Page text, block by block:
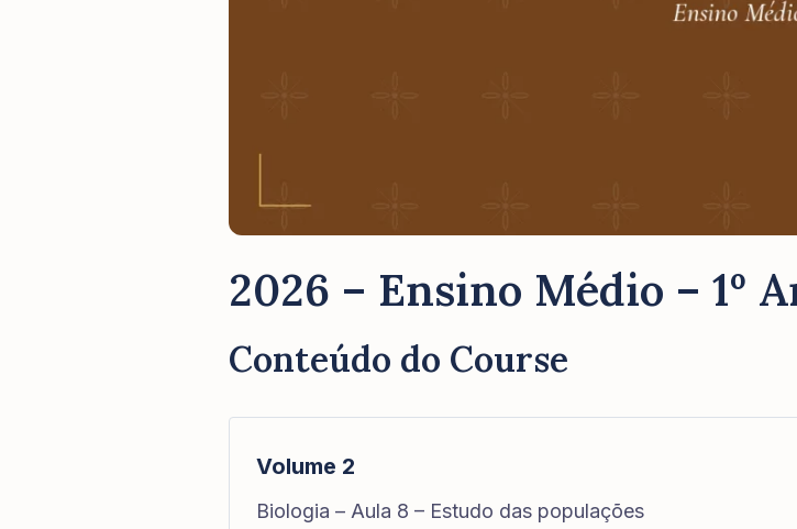
2026 – Ensino Médio – 1º
Conteúdo do Course
Volume 2
Biologia – Aula 8 – Estudo das populações